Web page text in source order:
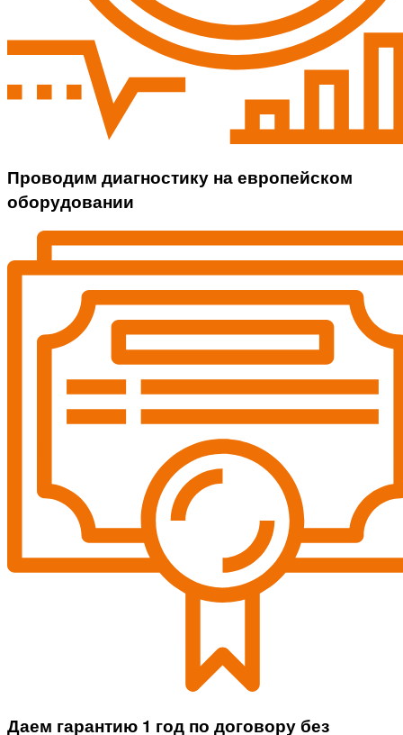
Проводим диагностику на европейском
оборудовании
Даем гарантию 1 год по договору без